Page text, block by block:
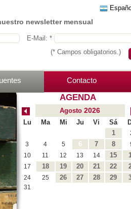
newsletter mensual
E-Mail: *
(* Campos obligatorios.)
Contacto
AGENDA
Agosto 2026
Lu Ma Mi Ju Vi Sá
1
3
4 5 6 7 8
10
11 12 13 14 15
17 18 19 20 21 22
24 25 26 27 28 29
31